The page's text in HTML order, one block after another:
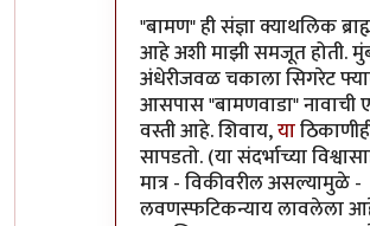
"बामण" ही संज्ञा क्याथलिक
आहे अशी माझी समजूत होती.
अंधेरीजवळ चकाला सिगरेट
आसपास "बामणवाडा" नावाची
वस्ती आहे. शिवाय,या
सापडतो. (या संदर्भाच्या
मात्र - विकीवरील असल्यामुळे -
लवणस्फटिकन्याय लावलेला